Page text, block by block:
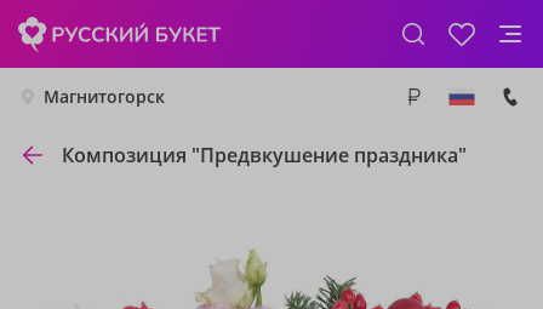
Магнитогорск
Композиция "Предвкушение праздника"